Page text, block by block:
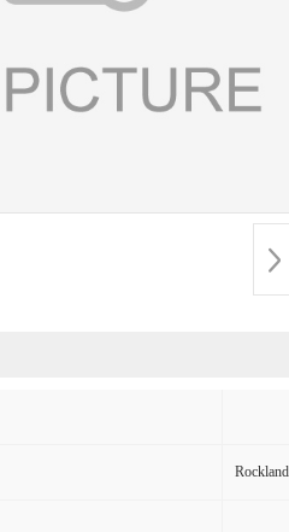
Rockland